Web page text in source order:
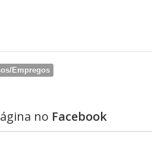
Empregos
no Facebook